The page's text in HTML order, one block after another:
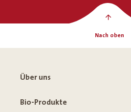
Nach oben
Über uns
Bio-Produkte